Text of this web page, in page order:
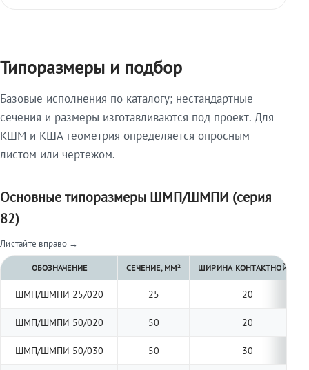
Типоразмеры и подбор
Базовые исполнения по каталогу; нестандартные
сечения и размеры изготавливаются под проект. Для
КШМ и КША геометрия определяется опросным
листом или чертежом.
Основные типоразмеры ШМП/ШМПИ (серия
82)
Листайте вправо →
ОБОЗНАЧЕНИЕ СЕЧЕНИЕ, ММ² ШИРИНА КОНТАКТНОЙ
ШМП/ШМПИ 25/020 25 20
ШМП/ШМПИ 50/020 50 20
ШМП/ШМПИ 50/030 50 30